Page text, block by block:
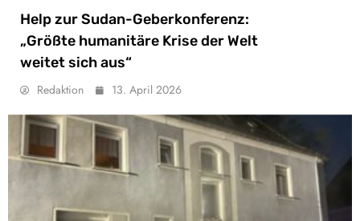
Help zur Sudan-Geberkonferenz:
„Größte humanitäre Krise der Welt
weitet sich aus“
Redaktion 13. April 2026